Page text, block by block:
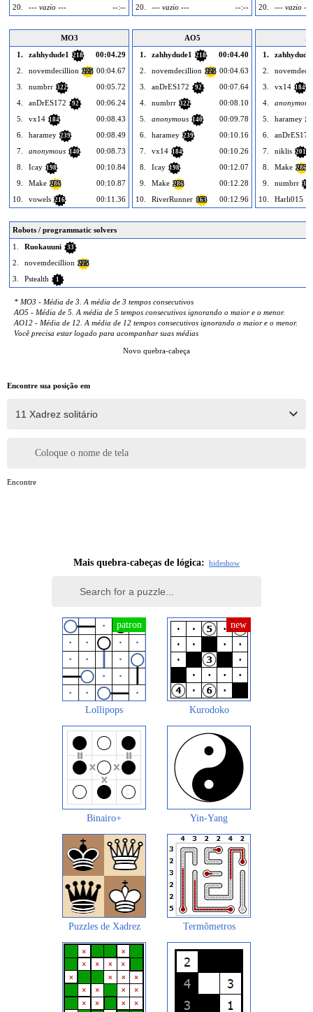
20. --- vazio --- --:-- 20. --- vazio --- --:-- 20. --- vazio ---
MO3
1.
zahhydude1 218
00:04.29
2.
novemdecillion 225 00:04.67
3.
numbrr 322
00:05.72
4.
anDrES172 92
00:06.24
5.
vx14 184
00:08.43
6.
haramey 239
00:08.49
7.
anonymous 140
00:08.73
8.
Icay 198
00:10.84
9.
Make 286
00:10.87
10.
vowels 216 00:11.36
AO5
1.
zahhydude1 218
00:04.40
2.
novemdecillion 225 00:04.63
3.
anDrES172 92
00:07.64
4.
numbrr 322
00:08.10
5.
anonymous 140
00:09.78
6.
haramey 239
00:10.16
7.
vx14 184
00:10.26
8.
Icay 198
00:12.07
9.
Make 286
00:12.28
10.
RiverRunner 163 00:12.96
1.
2.
3.
vx14 184
4.
anonymous
5.
haramey
6.
anDrES172
7.
niklis 201
8. Make 286
9. numbrr 322
10. Harli015
Robots / programmatic solvers
1.
Ruokauuni 33
2. novemdecillion 225
3. Pstealth 1
* MO3 - Média de 3. A média de 3 tempos consecutivos
AO5 - Média de 5. A média de 5 tempos consecutivos ignorando o maior e o menor.
AO12 - Média de 12. A média de 12 tempos consecutivos ignorando o maior e o menor.
Você precisa estar logado para acompanhar suas médias
Novo quebra-cabeça
Encontre sua posição em
Coloque o nome de tela
Encontre
Mais quebra-cabeças de lógica: hideshow
Lollipops Kurodoko
Binairo+ Yin-Yang
Puzzles de Xadrez Termômetros